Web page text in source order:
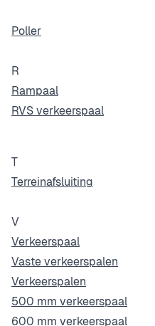
Poller
R
Rampaal
RVS verkeerspaal
T
Terreinafsluiting
V
Verkeerspaal
Vaste verkeerspalen
Verkeerspalen
500 mm verkeerspaal
600 mm verkeerspaal